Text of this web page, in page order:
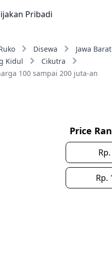
Pribadi
Disewa Jawa Barat
Kidul
Cikutra
100 sampai 200 juta-an
Price
Rp.